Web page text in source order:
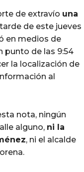
de extravío una
de este jueves
en medios de
punto de las 9:54
la localización de
al
nota, ningún
alguno, ni la
, ni el alcalde